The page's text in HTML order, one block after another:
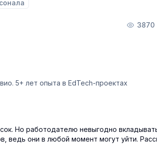
3870
5+ лет опыта в EdTech-проектах
Но работодателю невыгодно
ведь они в любой момент могут уйти.